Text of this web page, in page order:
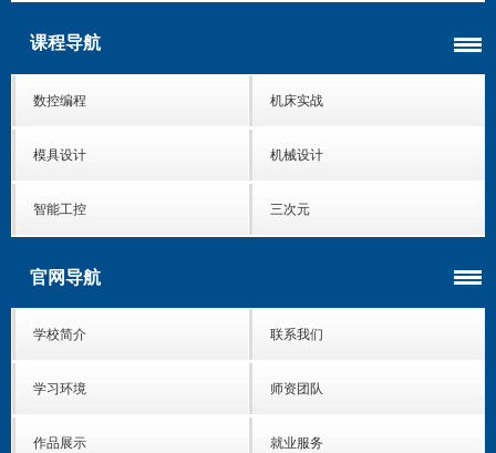
课程导航
数控编程 机床实战
模具设计 机械设计
智能工控 三次元
官网导航
学校简介 联系我们
学习环境 师资团队
作品展示 就业服务